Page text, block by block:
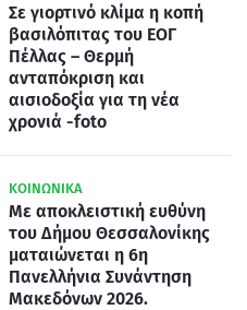
Σε γιορτινό κλίμα η κοπή
βασιλόπιτας του ΕΟΓ
Πέλλας – Θερμή
ανταπόκριση και
αισιοδοξία για τη νέα
χρονιά -foto
ΚΟΙΝΩΝΙΚΑ
Με αποκλειστική ευθύνη
του Δήμου Θεσσαλονίκης
ματαιώνεται η 6η
Πανελλήνια Συνάντηση
Μακεδόνων 2026.